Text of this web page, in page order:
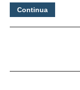
Continua